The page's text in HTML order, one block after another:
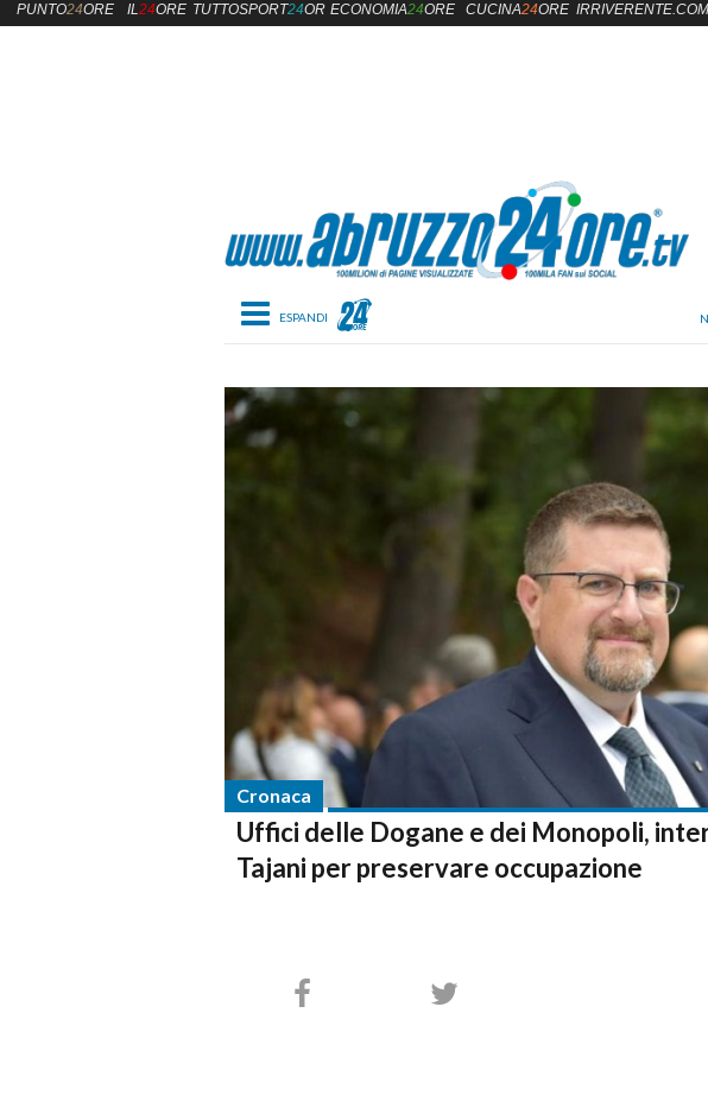
Toggle navigation
Cronaca
Uffici delle Dogane e dei Monopoli,
Tajani per preservare occupazione
PUNTO24ORE IL24ORE TUTTOSPORT24OREECONOMIA24ORE CUCINA24ORE IRRIVERENTE.COM